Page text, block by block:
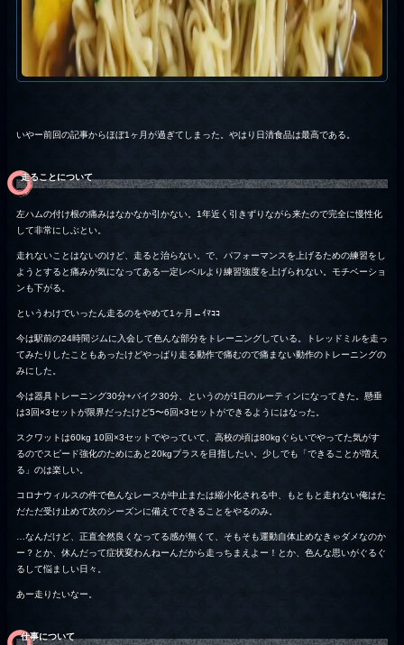
いやー前回の記事からほぼ1ヶ月が過ぎてしまった。やはり日清食品は最高である。
走ることについて
左ハムの付け根の痛みはなかなか引かない。1年近く引きずりながら来たので完全に慢性化
して非常にしぶとい。
走れないことはないのけど、走ると治らない。で、パフォーマンスを上げるための練習をし
ようとすると痛みが気になってある一定レベルより練習強度を上げられない。モチベーショ
ンも下がる。
というわけでいったん走るのをやめて1ヶ月←ｲﾏｺｺ
今は駅前の24時間ジムに入会して色んな部分をトレーニングしている。トレッドミルを走っ
てみたりしたこともあったけどやっぱり走る動作で痛むので痛まない動作のトレーニングの
みにした。
今は器具トレーニング30分+バイク30分、というのが1日のルーティンになってきた。懸垂
は3回×3セットが限界だったけど5〜6回×3セットができるようにはなった。
スクワットは60kg 10回×3セットでやっていて、高校の頃は80kgぐらいでやってた気がす
るのでスピード強化のためにあと20kgプラスを目指したい。少しでも「できることが増え
る」のは楽しい。
コロナウィルスの件で色んなレースが中止または縮小化される中、もともと走れない俺はた
だただ受け止めて次のシーズンに備えてできることをやるのみ。
…なんだけど、正直全然良くなってる感が無くて、そもそも運動自体止めなきゃダメなのか
ー？とか、休んだって症状変わんねーんだから走っちまえよー！とか、色んな思いがぐるぐ
るして悩ましい日々。
あー走りたいなー。
仕事について